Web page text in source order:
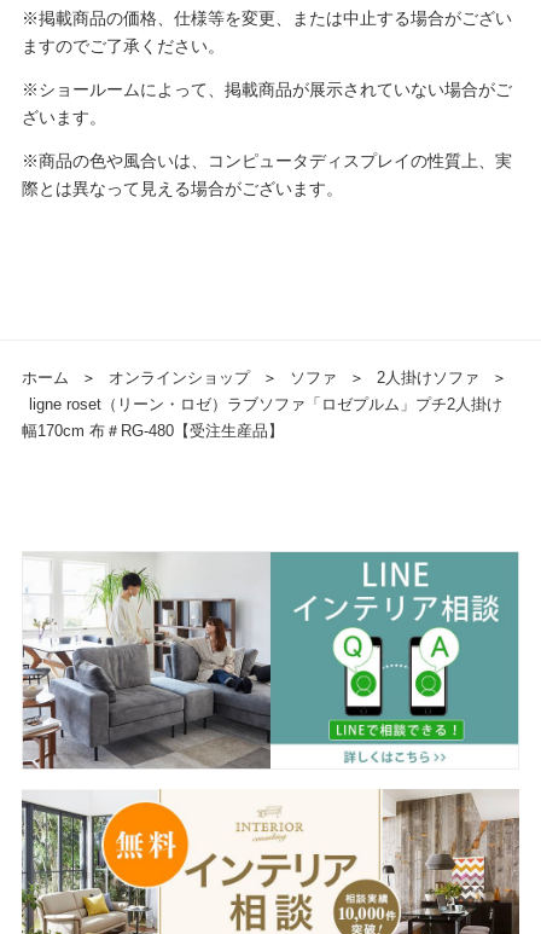
※掲載商品の価格、仕様等を変更、または中止する場合がござい
ますのでご了承ください。
※ショールームによって、掲載商品が展示されていない場合がご
ざいます。
※商品の色や風合いは、コンピュータディスプレイの性質上、実
際とは異なって見える場合がございます。
ホーム ＞ オンラインショップ ＞ ソファ ＞ 2人掛けソファ
＞
ligne roset（リーン・ロゼ）ラブソファ「ロゼプルム」プチ2人掛け
幅170cm 布＃RG-480【受注生産品】